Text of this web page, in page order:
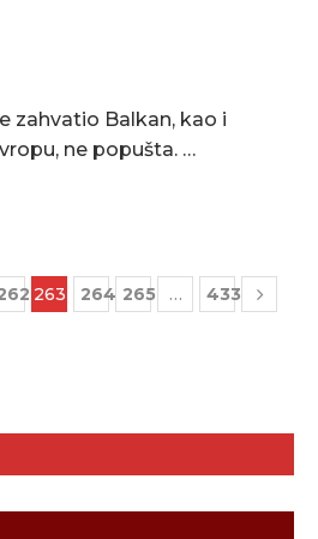
zahvatio Balkan, kao i
ne popušta. …
263 264 265 … 433